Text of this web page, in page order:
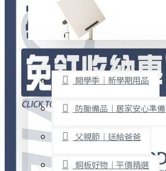
烘焙用具
隨身餐具
查看更多
文具禮品
桌子/椅子
置物架/收納櫃
其他
免打孔收納專區
限時促銷
開學季｜新學期用品
防颱備品｜居家安心準備
父親節｜送給爸爸
銅板好物｜平價精選